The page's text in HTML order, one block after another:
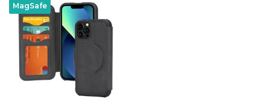
MagSafe